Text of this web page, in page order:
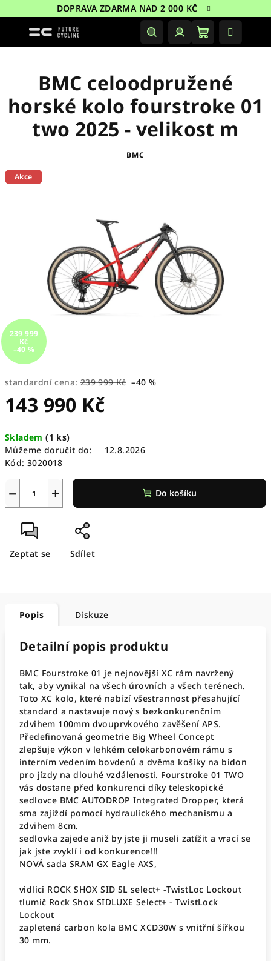
na
DOPRAVA ZDARMA NAD 2 000 KČ
HledatPřihlášeníNákupní
standardní cena: 239 999 Kč –40 %
143 990 Kč
cena:
Skladem(1 ks)
Můžeme doručit do:
12.8.2026
Kód: 3020018
+
− Do košíku
Zeptat se Sdílet
BMC celoodpružené
horské kolo fourstroke 01
two 2025 - velikost m
BMC
Akce
239 999
Kč
–40 %
Popis Diskuze
Detailní popis produktu
BMC Fourstroke 01 je nejnovější XC rám navržený
tak, aby vynikal na všech úrovních a všech terénech.
Toto XC kolo, které nabízí všestrannost přesahující
standard a nastavuje nový s bezkonkurenčním
zdvihem 100mm dvouprvkového zavěšení APS.
Předefinovaná geometrie Big Wheel Concept
zlepšuje výkon v lehkém celokarbonovém rámu s
interním vedením bovdenů a dvěma košíky na bidon
pro jízdy na dlouhé vzdálenosti. Fourstroke 01 TWO
vás dostane před konkurenci díky teleskopické
sedlovce BMC AUTODROP Integrated Dropper, která
sma zajiždí pomocí hydraulického mechanismu a
zdvihem 8cm.
sedlovka zajede aniž by jste ji museli zatížit a vrací se
jak jste zvyklí i od konkurence!!!
NOVÁ sada SRAM GX Eagle AXS,
vidlici ROCK SHOX SID SL select+ -TwistLoc Lockout
tlumič Rock Shox SIDLUXE Select+ - TwistLock
Lockout
zapletená carbon kola BMC XCD30W s vnitřní šířkou
30 mm.